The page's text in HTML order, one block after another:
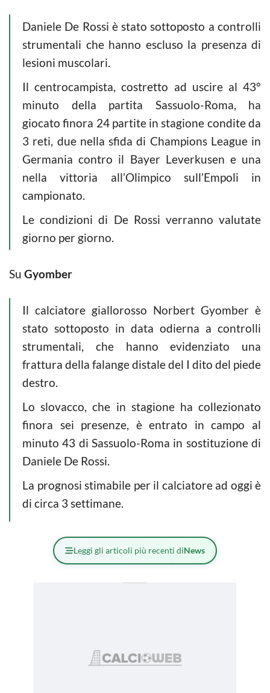
Daniele De Rossi è stato sottoposto a controlli
strumentali che hanno escluso la presenza di
lesioni muscolari.
Il centrocampista, costretto ad uscire al 43°
minuto della partita Sassuolo-Roma, ha
giocato finora 24 partite in stagione condite da
3 reti, due nella sfida di Champions League in
Germania contro il Bayer Leverkusen e una
nella vittoria all’Olimpico sull’Empoli in
campionato.
Le condizioni di De Rossi verranno valutate
giorno per giorno.
Su Gyomber
Il calciatore giallorosso Norbert Gyomber è
stato sottoposto in data odierna a controlli
strumentali, che hanno evidenziato una
frattura della falange distale del I dito del piede
destro.
Lo slovacco, che in stagione ha collezionato
finora sei presenze, è entrato in campo al
minuto 43 di Sassuolo-Roma in sostituzione di
Daniele De Rossi.
La prognosi stimabile per il calciatore ad oggi è
di circa 3 settimane.
Leggi gli articoli più recenti diNews